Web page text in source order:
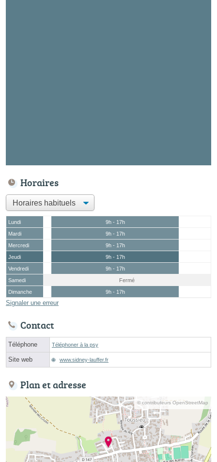
Horaires
Lundi
9h - 17h
Mardi
9h - 17h
Mercredi
9h - 17h
Jeudi
9h - 17h
Vendredi
9h - 17h
Samedi
Fermé
Dimanche
9h - 17h
Signaler une erreur
Contact
Téléphone Téléphoner à la psy
Site web www.sidney-lauffer.fr
Plan et adresse
© contributeurs OpenStreetMap